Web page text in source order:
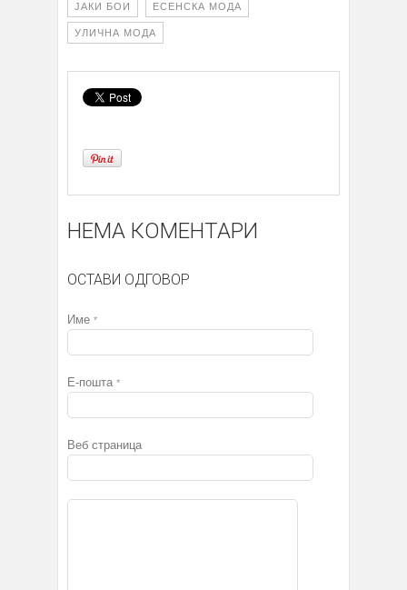
ЈАКИ БОИ ЕСЕНСКА МОДА
УЛИЧНА МОДА
НЕМА КОМЕНТАРИ
ОСТАВИ ОДГОВОР
Име *
Е-пошта *
Веб страница